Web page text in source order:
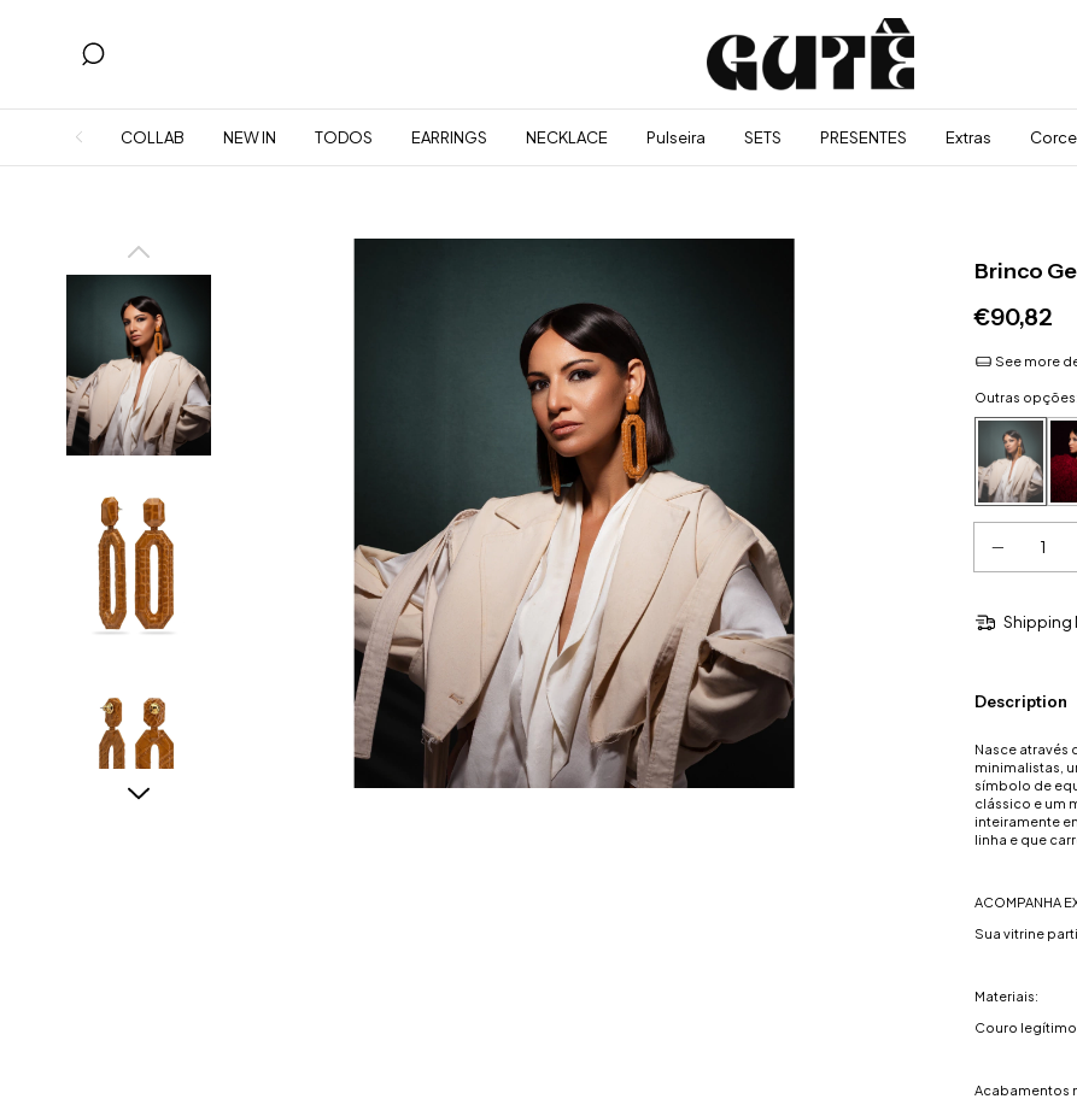
COLLAB NEW IN TODOS EARRINGS NECKLACE Pulseira SETS PRESENTES Extras
Brinco
€90,82
See more
Outras
Shipping
Description
Nasce através
minimalistas,
símbolo de
clássico e um
inteiramente
linha e que
ACOMPANHA
Sua vitrine
Materiais:
Couro
Acabamentos